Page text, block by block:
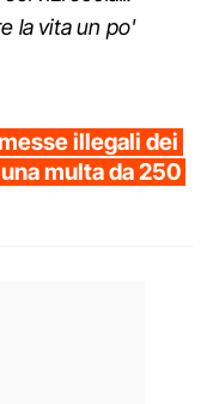
la vita un po'
illegali dei
multa da 250